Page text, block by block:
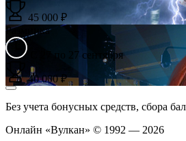
45 000 ₽
Разминка
С 27 по 27 сентября
40 000 ₽
Без учета бонусных средств, сбора
Онлайн «Вулкан» © 1992 — 2026